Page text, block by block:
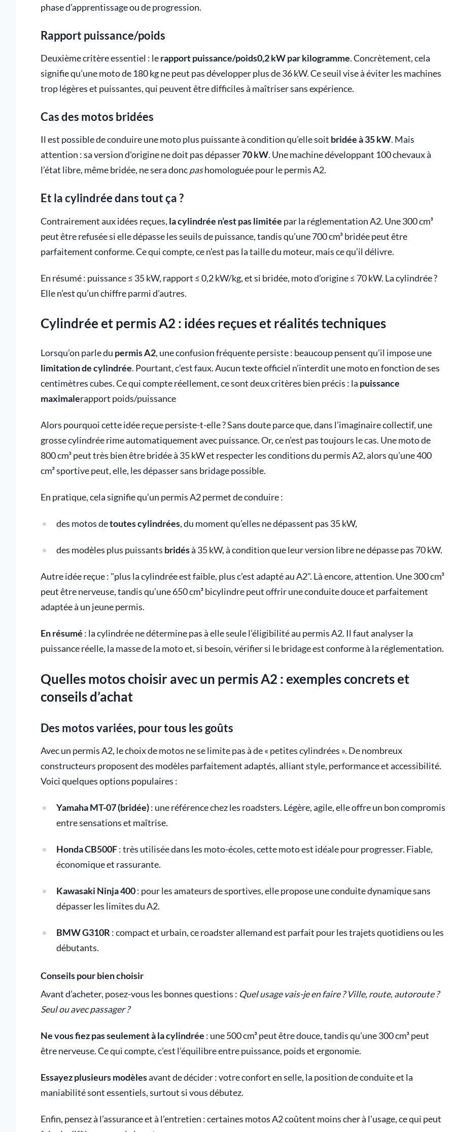
phase d’apprentissage ou de progression.
Rapport puissance/poids
Deuxième critère essentiel : lerapport puissance/poids0,2 kW par kilogramme. Concrètement, cela
signifie qu’une moto de 180 kg ne peut pas développer plus de 36 kW. Ce seuil vise à éviter les machines
trop légères et puissantes, qui peuvent être difficiles à maîtriser sans expérience.
Cas des motos bridées
Il est possible de conduire une moto plus puissante à condition qu’elle soit bridée à 35 kW. Mais
attention : sa version d'origine ne doit pas dépasser70 kW. Une machine développant 100 chevaux à
l’état libre, même bridée, ne sera doncpashomologuée pour le permis A2.
Et la cylindrée dans tout ça ?
Contrairement aux idées reçues, la cylindrée n’est pas limitée par la réglementation A2. Une 300 cm³
peut être refusée si elle dépasse les seuils de puissance, tandis qu’une 700 cm³ bridée peut être
parfaitement conforme. Ce qui compte, ce n’est pas la taille du moteur, mais ce qu’il délivre.
En résumé : puissance ≤ 35 kW, rapport ≤ 0,2 kW/kg, et si bridée, moto d’origine ≤ 70 kW. La cylindrée ?
Elle n’est qu’un chiffre parmi d’autres.
Cylindrée et permis A2 : idées reçues et réalités techniques
Lorsqu’on parle du permis A2, une confusion fréquente persiste : beaucoup pensent qu’il impose une
limitation de cylindrée. Pourtant, c’est faux. Aucun texte officiel n’interdit une moto en fonction de ses
centimètres cubes. Ce qui compte réellement, ce sont deux critères bien précis : la puissance
maximalerapport poids/puissance
Alors pourquoi cette idée reçue persiste-t-elle ? Sans doute parce que, dans l’imaginaire collectif, une
grosse cylindrée rime automatiquement avec puissance. Or, ce n’est pas toujours le cas. Une moto de
800 cm³ peut très bien être bridée à 35 kW et respecter les conditions du permis A2, alors qu’une 400
cm³ sportive peut, elle, les dépasser sans bridage possible.
En pratique, cela signifie qu’un permis A2 permet de conduire :
des motos detoutes cylindrées, du moment qu’elles ne dépassent pas 35 kW,
des modèles plus puissants bridésà 35 kW, à condition que leur version libre ne dépasse pas 70 kW.
Autre idée reçue : "plus la cylindrée est faible, plus c’est adapté au A2". Là encore, attention. Une 300 cm³
peut être nerveuse, tandis qu’une 650 cm³ bicylindre peut offrir une conduite douce et parfaitement
adaptée à un jeune permis.
En résumé : la cylindrée ne détermine pas à elle seule l’éligibilité au permis A2. Il faut analyser la
puissance réelle, la masse de la moto et, si besoin, vérifier si le bridage est conforme à la réglementation.
Quelles motos choisir avec un permis A2 : exemples concrets et
conseils d’achat
Des motos variées, pour tous les goûts
Avec un permis A2, le choix de motos ne se limite pas à de « petites cylindrées ». De nombreux
constructeurs proposent des modèles parfaitement adaptés, alliant style, performance et accessibilité.
Voici quelques options populaires :
Yamaha MT-07 (bridée): une référence chez les roadsters. Légère, agile, elle offre un bon compromis
entre sensations et maîtrise.
Honda CB500F: très utilisée dans les moto-écoles, cette moto est idéale pour progresser. Fiable,
économique et rassurante.
Kawasaki Ninja 400: pour les amateurs de sportives, elle propose une conduite dynamique sans
dépasser les limites du A2.
BMW G310R: compact et urbain, ce roadster allemand est parfait pour les trajets quotidiens ou les
débutants.
Conseils pour bien choisir
Avant d’acheter, posez-vous les bonnes questions : Quel usage vais-je en faire ? Ville, route, autoroute ?
Seul ou avec passager ?
Ne vous fiez pas seulement à la cylindrée : une 500 cm³ peut être douce, tandis qu’une 300 cm³ peut
être nerveuse. Ce qui compte, c’est l’équilibre entre puissance, poids et ergonomie.
Essayez plusieurs modèlesavant de décider : votre confort en selle, la position de conduite et la
maniabilité sont essentiels, surtout si vous débutez.
Enfin, pensez à l’assurance et à l’entretien : certaines motos A2 coûtent moins cher à l’usage, ce qui peut